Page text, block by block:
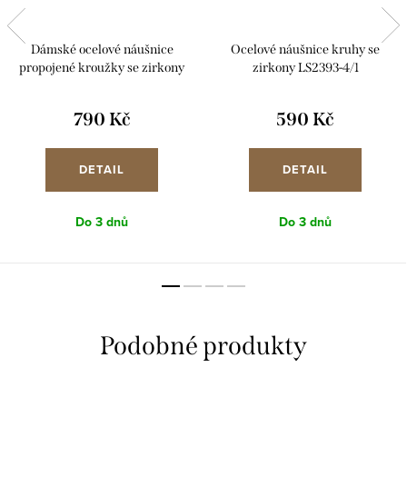
Dámské ocelové náušnice
propojené kroužky se zirkony
790 Kč
DETAIL
Do 3 dnů
Ocelové náušnice kruhy se
zirkony LS2393-4/1
590 Kč
DETAIL
Do 3 dnů